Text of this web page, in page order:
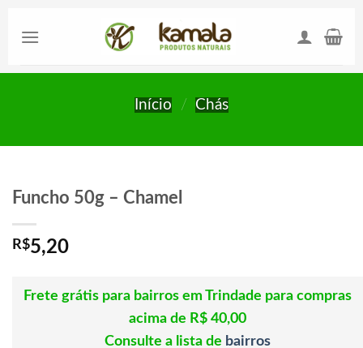
Início / Chás
Funcho 50g – Chamel
R$5,20
Frete grátis para bairros em Trindade para compras
acima de R$ 40,00
Consulte a lista de bairros